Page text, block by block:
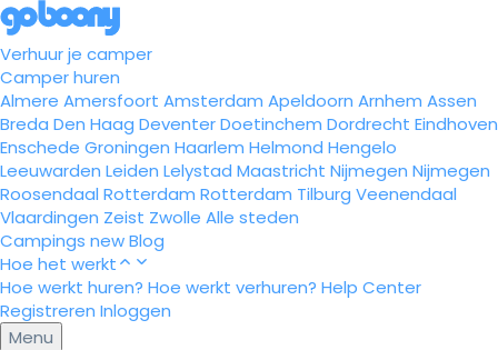
Verhuur je camper
Camper huren
Almere Amersfoort Amsterdam Apeldoorn Arnhem Assen
Breda Den Haag DeventerDoetinchem Dordrecht Eindhoven
Enschede Groningen Haarlem Helmond Hengelo
Leeuwarden Leiden Lelystad Maastricht Nijmegen Nijmegen
Roosendaal Rotterdam Rotterdam Tilburg Veenendaal
Vlaardingen Zeist Zwolle Alle steden
Campings newBlog
Hoe het werkt
Hoe werkt huren? Hoe werkt verhuren? Help Center
Registreren Inloggen
Menu